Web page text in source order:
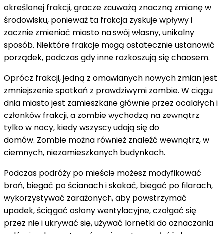
określonej frakcji, gracze zauważą znaczną zmianę w
środowisku, ponieważ ta frakcja zyskuje wpływy i
zacznie zmieniać miasto na swój własny, unikalny
sposób. Niektóre frakcje mogą ostatecznie ustanowić
porządek, podczas gdy inne rozkoszują się chaosem.
Oprócz frakcji, jedną z omawianych nowych zmian jest
zmniejszenie spotkań z prawdziwymi zombie. W ciągu
dnia miasto jest zamieszkane głównie przez ocalałych i
członków frakcji, a zombie wychodzą na zewnątrz
tylko w nocy, kiedy wszyscy udają się do
domów. Zombie można również znaleźć wewnątrz, w
ciemnych, niezamieszkanych budynkach.
Podczas podróży po mieście możesz modyfikować
broń, biegać po ścianach i skakać, biegać po filarach,
wykorzystywać zarażonych, aby powstrzymać
upadek, ściągać osłony wentylacyjne, czołgać się
przez nie i ukrywać się, używać lornetki do oznaczania